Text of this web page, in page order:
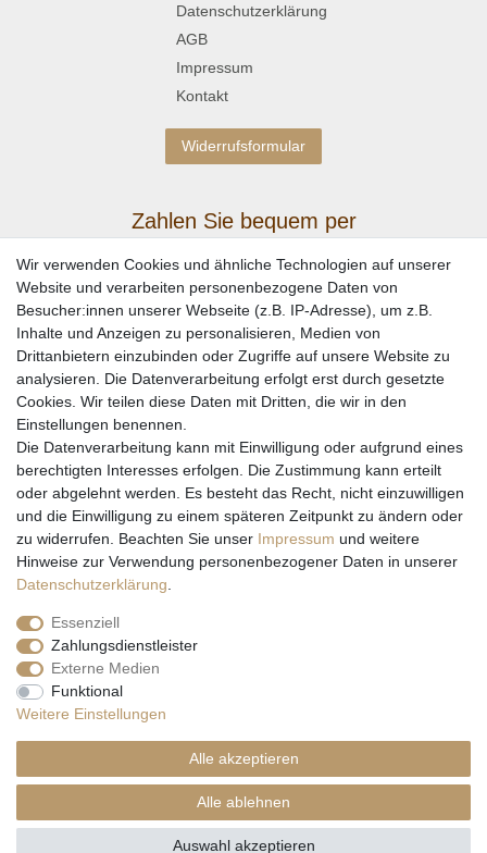
Datenschutzerklärung
AGB
Impressum
Kontakt
Widerrufsformular
Zahlen Sie bequem per
Wir versenden mit
* Alle Preise inkl. gesetzl. Mehrwertsteuer zzgl. Versandkosten und ggf.
Nachnahmegebühren, wenn nicht anders beschrieben
Länder
hier
© Copyright 2026 Natur & Trendshop. Alle Rechte vorbehalten.
Wir verwenden Cookies und ähnliche Technologien auf unserer
Website und verarbeiten personenbezogene Daten von
Besucher:innen unserer Webseite (z.B. IP-Adresse), um z.B.
Inhalte und Anzeigen zu personalisieren, Medien von
Drittanbietern einzubinden oder Zugriffe auf unsere Website zu
analysieren. Die Datenverarbeitung erfolgt erst durch gesetzte
Cookies. Wir teilen diese Daten mit Dritten, die wir in den
Einstellungen benennen.
Die Datenverarbeitung kann mit Einwilligung oder aufgrund eines
berechtigten Interesses erfolgen. Die Zustimmung kann erteilt
oder abgelehnt werden. Es besteht das Recht, nicht einzuwilligen
und die Einwilligung zu einem späteren Zeitpunkt zu ändern oder
zu widerrufen. Beachten Sie unser Impressum und weitere
Hinweise zur Verwendung personenbezogener Daten in unserer
Daten­schutz­erklärung
Essenziell
Zahlungsdienstleister
Externe Medien
Funktional
Weitere Einstellungen
Alle akzeptieren
Alle ablehnen
Auswahl akzeptieren